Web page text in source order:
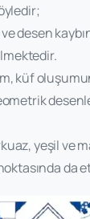
desen
küf
yeşil ve
da